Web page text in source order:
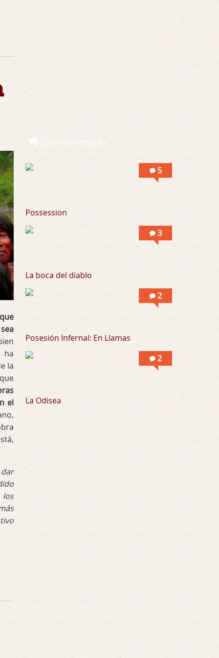
ha
la
el
Se llama la posesión en castellano, está …
Obsession
Por: Mariano
Por: Chica Stark
Al principio por el hype que la dieron iba …
Llevo toda una vida para verla y nunca lo …
Los + comentado
5
Possession
3
La boca del diablo
2
Posesión Infernal: En Llamas
2
La Odisea